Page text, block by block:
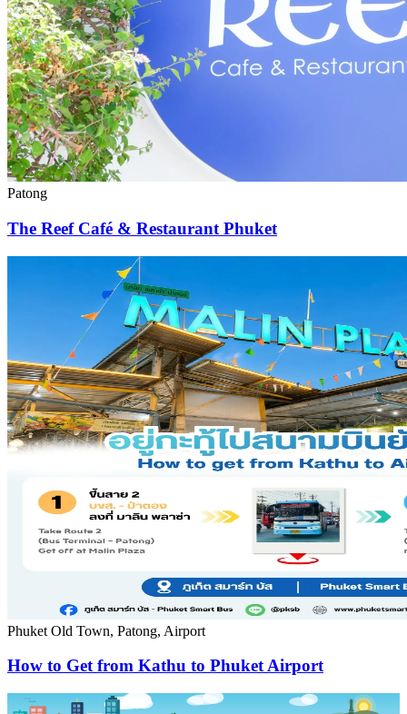
Patong
The Reef Café & Restaurant Phuket
Phuket Old Town, Patong, Airport
How to Get from Kathu to Phuket Airport